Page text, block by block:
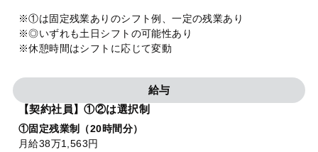
※①は固定残業ありのシフト例、一定の残業あり
※◎いずれも土日シフトの可能性あり
※休憩時間はシフトに応じて変動
給与
【契約社員】①②は選択制
①固定残業制（20時間分）
月給38万1,563円